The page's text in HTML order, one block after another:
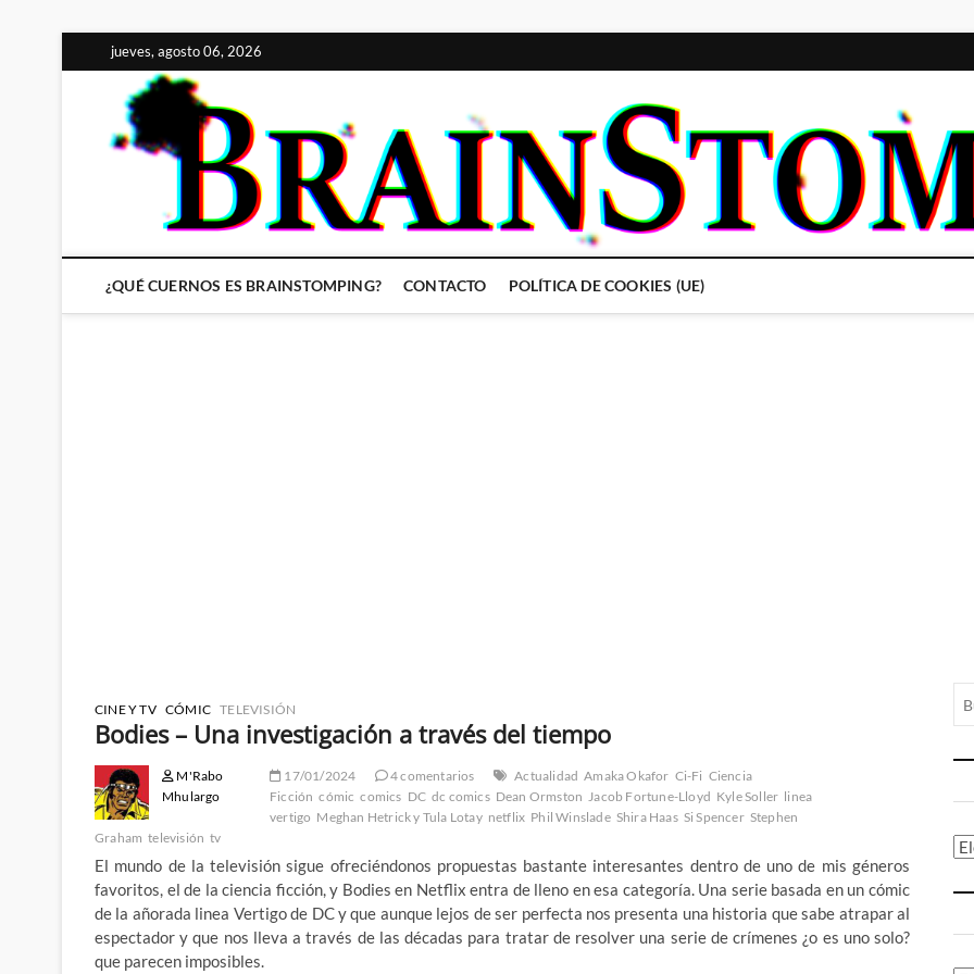
al
contenido
jueves, agosto 06, 2026
¿QUÉ CUERNOS ES BRAINSTOMPING? CONTACTO POLÍTICA DE COOKIES (UE)
CINE Y TV CÓMIC TELEVISIÓN
Bodies – Una investigación a través del tiempo
M'Rabo
Mhulargo
17/01/2024 4 comentarios Actualidad Amaka Okafor Ci-Fi Ciencia
Ficción cómic comics DC dc comics Dean Ormston Jacob Fortune-Lloyd Kyle Soller linea
vertigo Meghan Hetrick y Tula Lotay netflix Phil Winslade Shira Haas Si Spencer Stephen
Graham televisión tv
El mundo de la televisión sigue ofreciéndonos propuestas bastante interesantes dentro de uno de mis géneros
favoritos, el de la ciencia ficción, y Bodies en Netflix entra de lleno en esa categoría. Una serie basada en un cómic
de la añorada linea Vertigo de DC y que aunque lejos de ser perfecta nos presenta una historia que sabe atrapar al
espectador y que nos lleva a través de las décadas para tratar de resolver una serie de crímenes ¿o es uno solo?
que parecen imposibles.